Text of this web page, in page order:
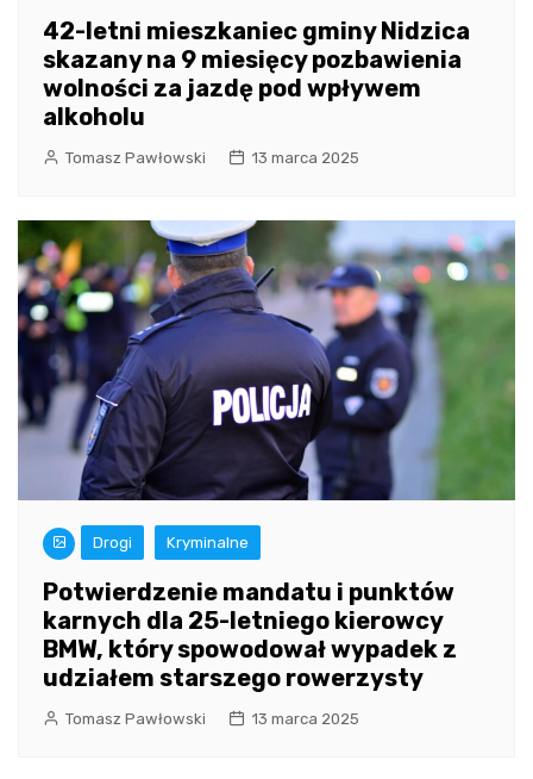
42-letni mieszkaniec gminy Nidzica
skazany na 9 miesięcy pozbawienia
wolności za jazdę pod wpływem
alkoholu
Tomasz Pawłowski 13 marca 2025
Drogi Kryminalne
Potwierdzenie mandatu i punktów
karnych dla 25-letniego kierowcy
BMW, który spowodował wypadek z
udziałem starszego rowerzysty
Tomasz Pawłowski 13 marca 2025